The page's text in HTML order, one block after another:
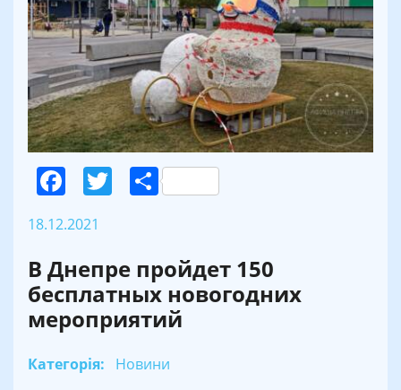
Facebook
Twitter
Поділитися
18.12.2021
В Днепре пройдет 150
бесплатных новогодних
мероприятий
Категорія: Новини